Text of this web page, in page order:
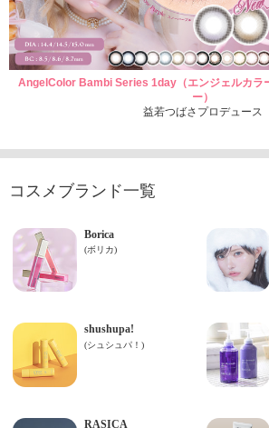
AngelColor Bambi Series 1day（エンジェルカラ
ー）
益若つばさプロデュース
コスメブランド一覧